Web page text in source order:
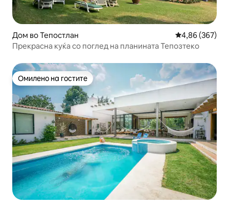
Дом во Тепостлан Просечна
4,86 (367)
Прекрасна куќа со поглед на планината Тепозтеко
Омилено на гостите
Омилено на гостите